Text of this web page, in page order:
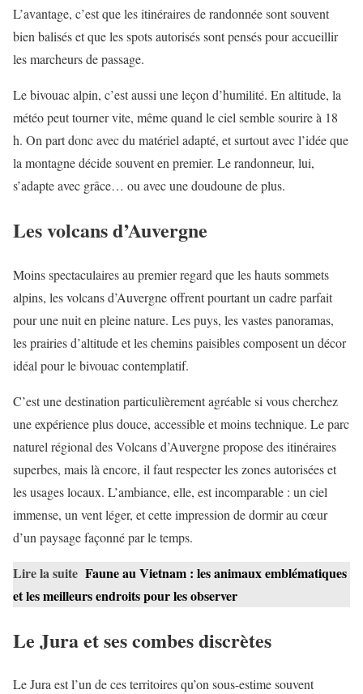
L’avantage, c’est que les itinéraires de randonnée sont souvent
bien balisés et que les spots autorisés sont pensés pour accueillir
les marcheurs de passage.
Le bivouac alpin, c’est aussi une leçon d’humilité. En altitude, la
météo peut tourner vite, même quand le ciel semble sourire à 18
h. On part donc avec du matériel adapté, et surtout avec l’idée que
la montagne décide souvent en premier. Le randonneur, lui,
s’adapte avec grâce… ou avec une doudoune de plus.
Les volcans d’Auvergne
Moins spectaculaires au premier regard que les hauts sommets
alpins, les volcans d’Auvergne offrent pourtant un cadre parfait
pour une nuit en pleine nature. Les puys, les vastes panoramas,
les prairies d’altitude et les chemins paisibles composent un décor
idéal pour le bivouac contemplatif.
C’est une destination particulièrement agréable si vous cherchez
une expérience plus douce, accessible et moins technique. Le parc
naturel régional des Volcans d’Auvergne propose des itinéraires
superbes, mais là encore, il faut respecter les zones autorisées et
les usages locaux. L’ambiance, elle, est incomparable : un ciel
immense, un vent léger, et cette impression de dormir au cœur
d’un paysage façonné par le temps.
Lire la suite Faune au Vietnam : les animaux emblématiques
et les meilleurs endroits pour les observer
Le Jura et ses combes discrètes
Le Jura est l’un de ces territoires qu’on sous-estime souvent